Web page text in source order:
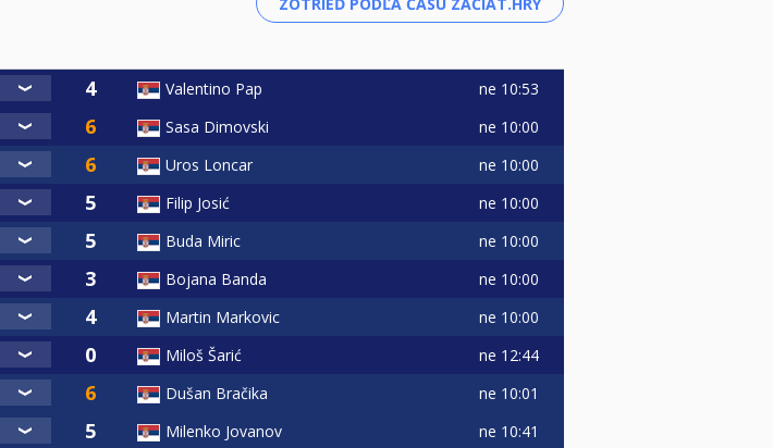
Valentino Pap ne 10:53
Sasa Dimovski ne 10:00
Uros Loncar ne 10:00
Filip Josić ne 10:00
Buda Miric ne 10:00
Bojana Banda ne 10:00
Martin Markovic ne 10:00
Miloš Šarić ne 12:44
Dušan Bračika ne 10:01
Milenko Jovanov ne 10:41